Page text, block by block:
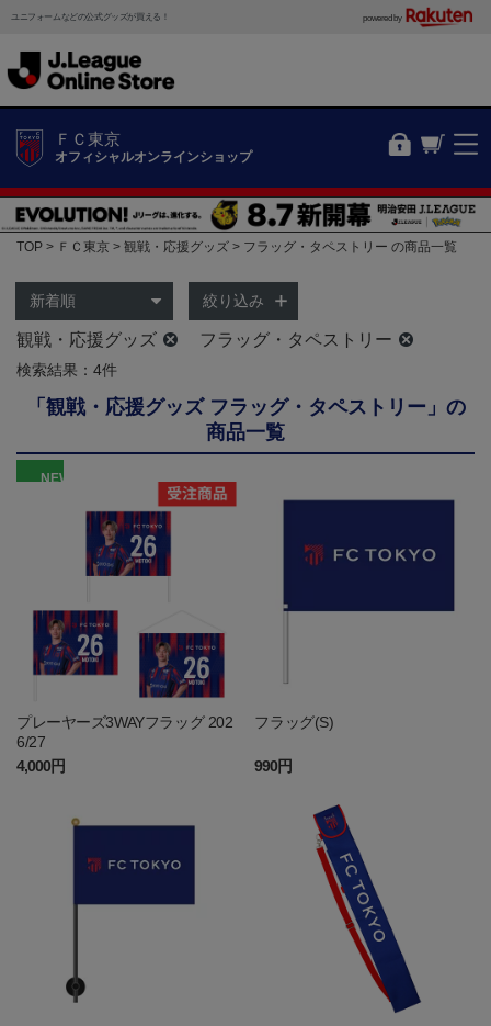
ユニフォームなどの公式グッズが買える！ powered by
ＦＣ東京
オフィシャルオンラインショップ
TOP ＦＣ東京 観戦・応援グッズ フラッグ・タペストリー の商品一覧
絞り込み
観戦・応援グッズ フラッグ・タペストリー
検索結果：4件
「観戦・応援グッズ フラッグ・タペストリー」の
商品一覧
NEW
プレーヤーズ3WAYフラッグ 202
6/27
4,000円
フラッグ(S)
990円